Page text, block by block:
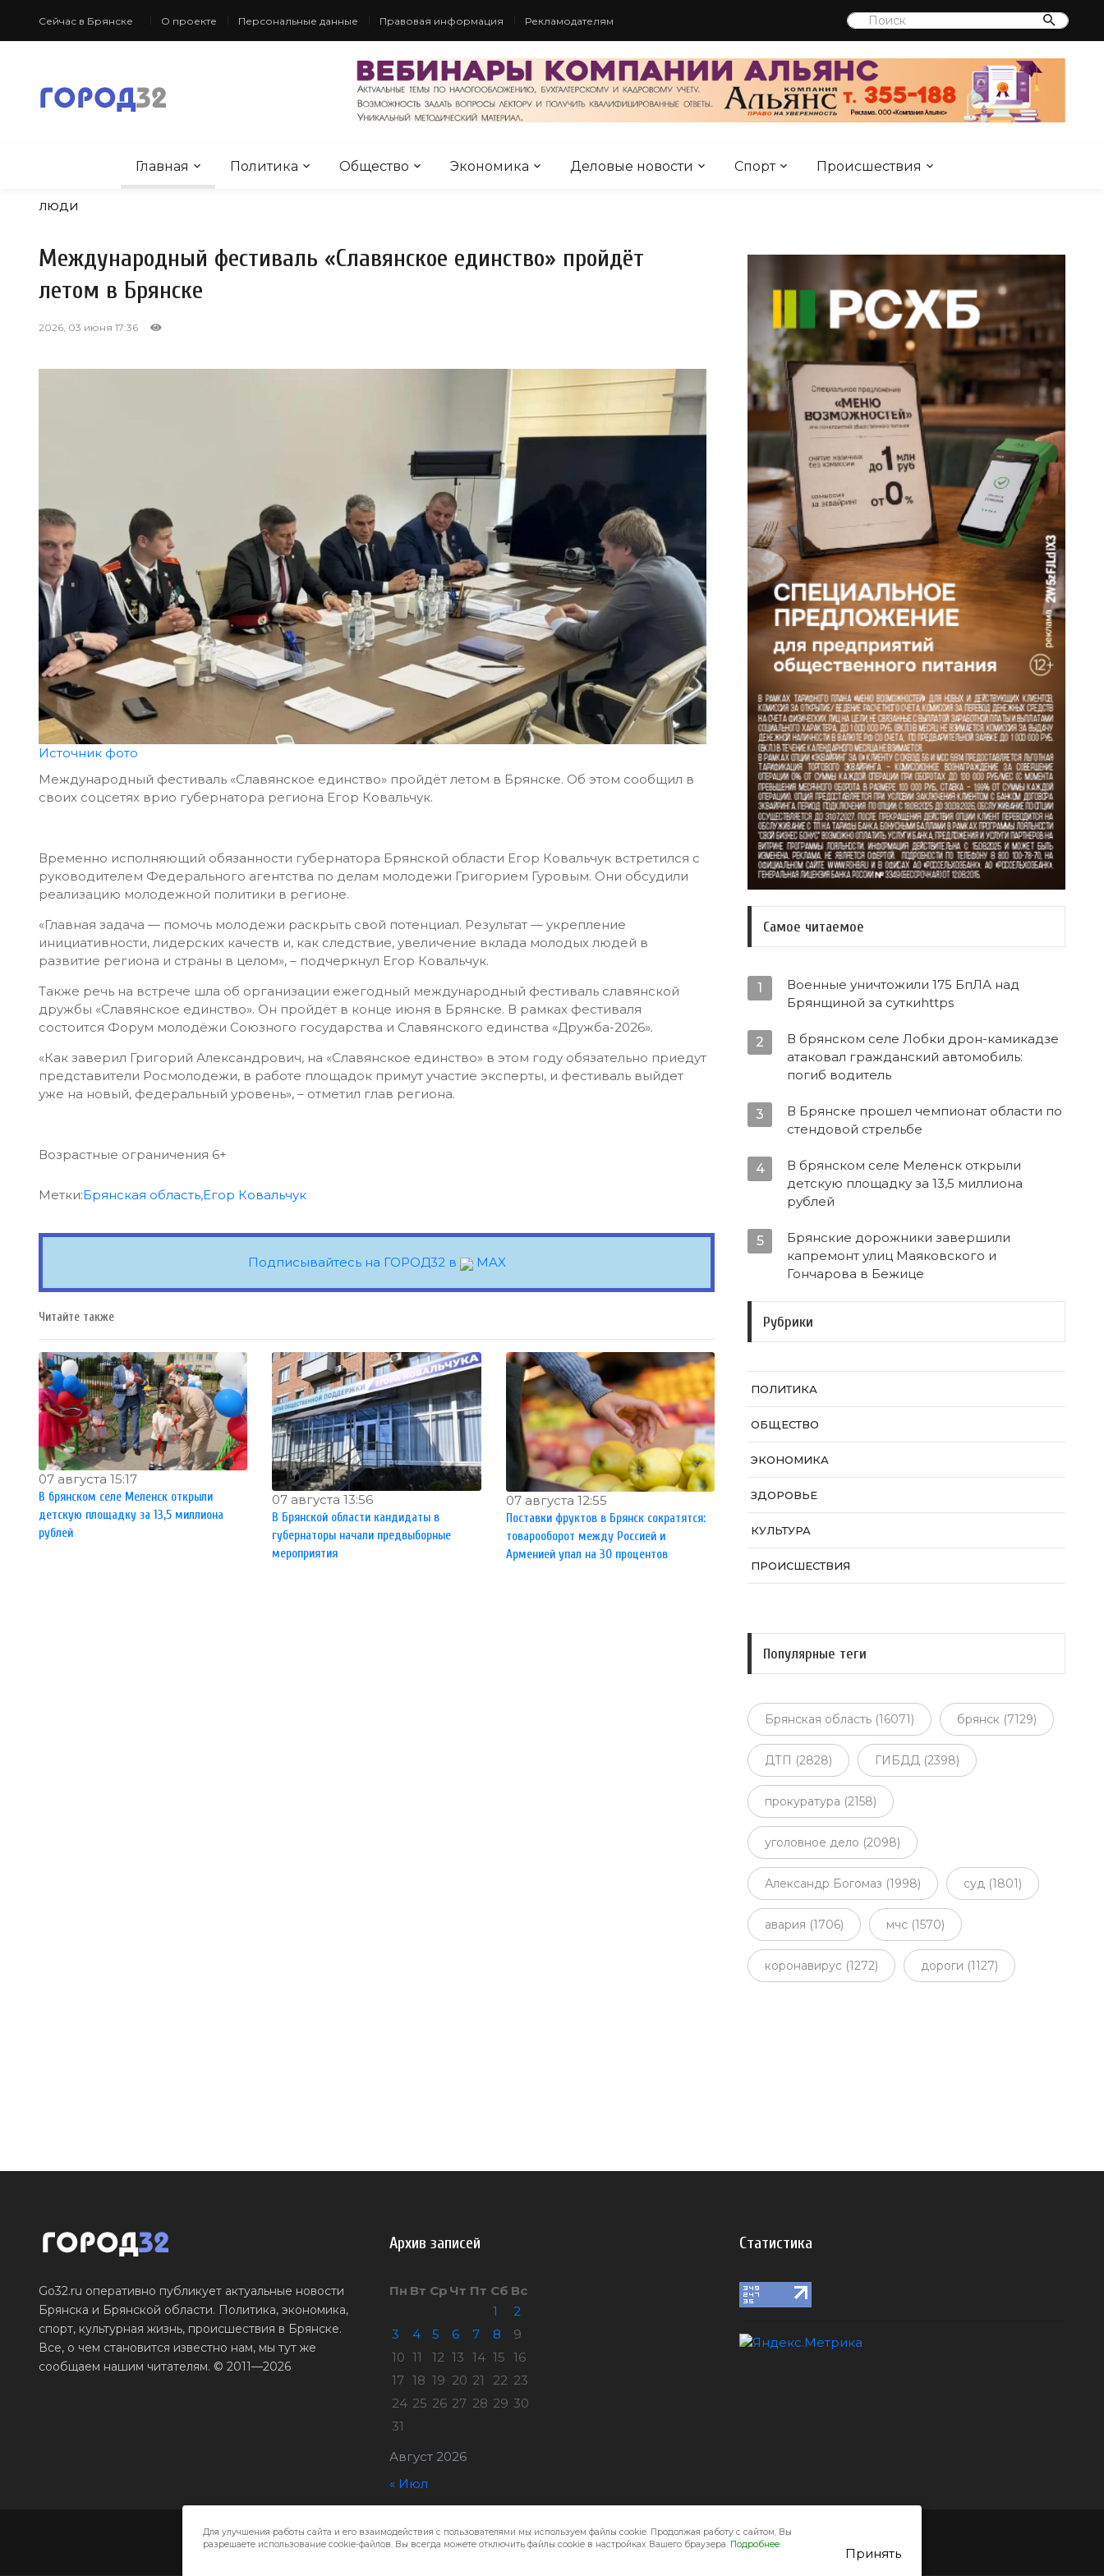
Сейчас в Брянске О проекте Персональные данные Правовая информация Рекламодателям
Главная Политика Общество Экономика Деловые новости Спорт Происшествия
ЛЮДИ
Международный фестиваль «Славянское единство» пройдёт
летом в Брянске
2026, 03 июня 17:36
Источник фото
Международный фестиваль «Славянское единство» пройдёт летом в Брянске. Об этом сообщил в
своих соцсетях врио губернатора региона Егор Ковальчук.
Временно исполняющий обязанности губернатора Брянской области Егор Ковальчук встретился с
руководителем Федерального агентства по делам молодежи Григорием Гуровым. Они обсудили
реализацию молодежной политики в регионе.
«Главная задача — помочь молодежи раскрыть свой потенциал. Результат — укрепление
инициативности, лидерских качеств и, как следствие, увеличение вклада молодых людей в
развитие региона и страны в целом», – подчеркнул Егор Ковальчук.
Также речь на встрече шла об организации ежегодный международный фестиваль славянской
дружбы «Славянское единство». Он пройдёт в конце июня в Брянске. В рамках фестиваля
состоится Форум молодёжи Союзного государства и Славянского единства «Дружба-2026».
«Как заверил Григорий Александрович, на «Славянское единство» в этом году обязательно приедут
представители Росмолодежи, в работе площадок примут участие эксперты, и фестиваль выйдет
уже на новый, федеральный уровень», – отметил глав региона.
Возрастные ограничения 6+
Метки:Брянская область,Егор Ковальчук
Подписывайтесь на ГОРОД32 в MAX
Читайте также
07 августа 15:17
В брянском селе Меленск открыли
детскую площадку за 13,5 миллиона
рублей
07 августа 13:56
В Брянской области кандидаты в
губернаторы начали предвыборные
мероприятия
07 августа 12:55
Поставки фруктов в Брянск сократятся:
товарооборот между Россией и
Арменией упал на 30 процентов
Самое читаемое
1
Военные уничтожили 175 БпЛА над
Брянщиной за суткиhttps
2
В брянском селе Лобки дрон-камикадзе
атаковал гражданский автомобиль:
погиб водитель
3
В Брянске прошел чемпионат области по
стендовой стрельбе
4
В брянском селе Меленск открыли
детскую площадку за 13,5 миллиона
рублей
5
Брянские дорожники завершили
капремонт улиц Маяковского и
Гончарова в Бежице
Рубрики
ПОЛИТИКА
ОБЩЕСТВО
ЭКОНОМИКА
ЗДОРОВЬЕ
КУЛЬТУРА
ПРОИСШЕСТВИЯ
Популярные теги
Брянская область (16071) брянск (7129)
ДТП (2828) ГИБДД (2398)
прокуратура (2158)
уголовное дело (2098)
Александр Богомаз (1998) суд (1801)
авария (1706) мчс (1570)
коронавирус (1272) дороги (1127)
Go32.ru оперативно публикует актуальные новости
Брянска и Брянской области. Политика, экономика,
спорт, культурная жизнь, происшествия в Брянске.
Все, о чем становится известно нам, мы тут же
сообщаем нашим читателям. © 2011—2026
Архив записей
Август 2026
Пн Вт Ср Чт Пт Сб Вс
1
2
3
4 5 6 7 8
9
10 11 12 13 14 15 16
17 18 19 20 21 22 23
24 25 26 27 28 29 30
31
« Июл
Статистика
Город32 © 2026
Для улучшения работы сайта и его взаимодействия с пользователями мы используем файлы cookie. Продолжая работу с сайтом, Вы
разрешаете использование cookie-файлов. Вы всегда можете отключить файлы cookie в настройках Вашего браузера. Подробнее.
Принять